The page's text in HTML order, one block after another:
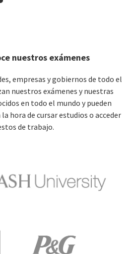
nuestros exámenes
empresas y gobiernos de todo el
nuestros exámenes y nuestras
en todo el mundo y pueden
hora de cursar estudios o acceder
de trabajo.